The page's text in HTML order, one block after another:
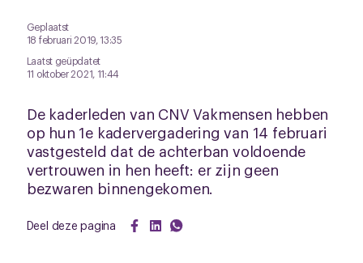
Geplaatst
18 februari 2019, 13:35
Laatst geüpdatet
11 oktober 2021, 11:44
De kaderleden van CNV Vakmensen hebben
op hun 1e kadervergadering van 14 februari
vastgesteld dat de achterban voldoende
vertrouwen in hen heeft: er zijn geen
bezwaren binnengekomen.
Deel deze pagina